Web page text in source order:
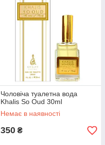
Чоловіча туалетна вода
Khalis So Oud 30ml
Немає в наявності
350 ₴